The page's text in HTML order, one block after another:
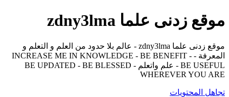
موقع زدنى علما zdny3lma
موقع زدنى علما zdny3lma - عالم بلا حدود من العلم و التعلم و
المعرفة - INCREASE ME IN KNOWLEDGE - BE BENEFIT -
BE USEFUL - علم واتعلم - BE UPDATED - BE BLESSED
WHEREVER YOU ARE
تجاهل المحتويات